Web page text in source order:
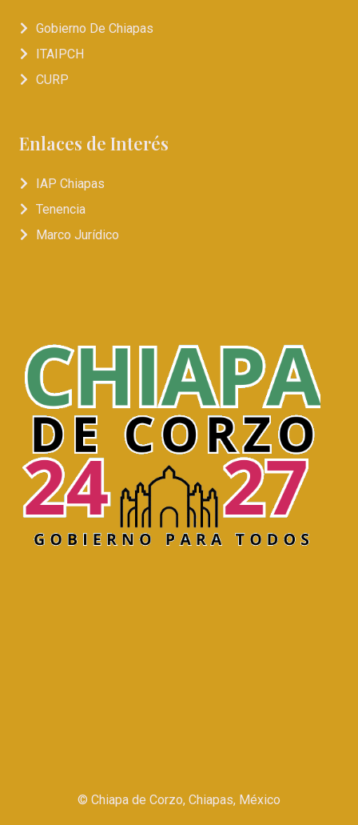
Gobierno De Chiapas
ITAIPCH
CURP
Enlaces de Interés
IAP Chiapas
Tenencia
Marco Jurídico
© Chiapa de Corzo, Chiapas, México